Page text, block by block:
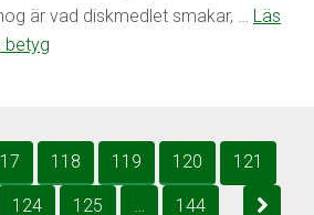
är vad diskmedlet smakar, … Läs
betyg
118 119 120 121
124 125 … 144